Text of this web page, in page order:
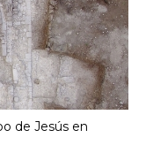
de Jesús en